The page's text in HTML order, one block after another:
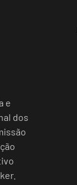
e
dos